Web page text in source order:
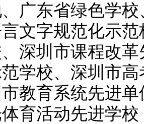
广东省绿色学
文字规范化示
深圳市课程改
学校、深圳市
教育系统先进
育活动先进学